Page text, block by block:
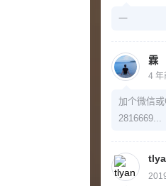
一
霖
4 年
加个微信或
2816669...